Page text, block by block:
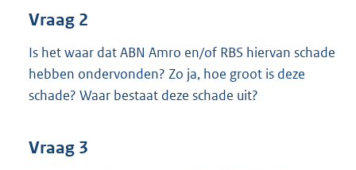
Vraag 2
Is het waar dat ABN Amro en/of RBS hiervan schade
hebben ondervonden? Zo ja, hoe groot is deze
schade? Waar bestaat deze schade uit?
Vraag 3